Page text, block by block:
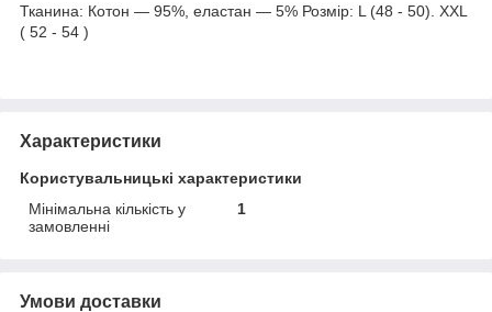
Тканина: Котон — 95%, еластан — 5% Розмір: L (48 - 50). XXL
( 52 - 54 )
Характеристики
Користувальницькі характеристики
Мінімальна кількість у
замовленні
1
Умови доставки